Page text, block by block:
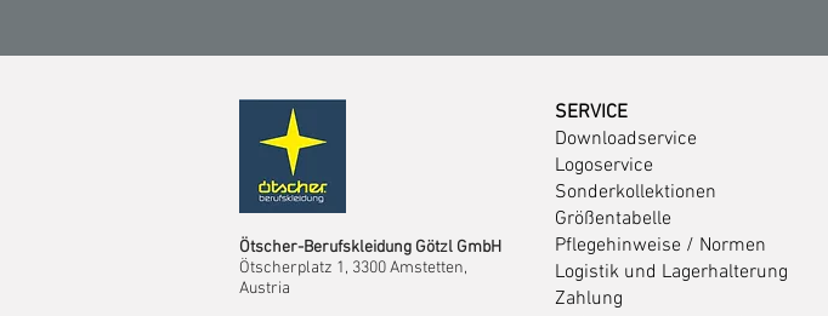
Ötscher-Berufskleidung Götzl GmbH
Ötscherplatz 1, 3300 Amstetten,
Austria
SERVICE
Downloadservice
Logoservice
Sonderkollektionen
Größentabelle
Pflegehinweise / Normen
Logistik und Lagerhalterung
Zahlung